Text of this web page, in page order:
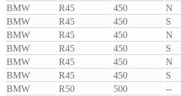
BMW
R45 450 N
BMW
R45 450 S
BMW
R45 450 N
BMW
R45 450 S
BMW
R45 450 N
BMW
R45 450 S
BMW
R50 500 --